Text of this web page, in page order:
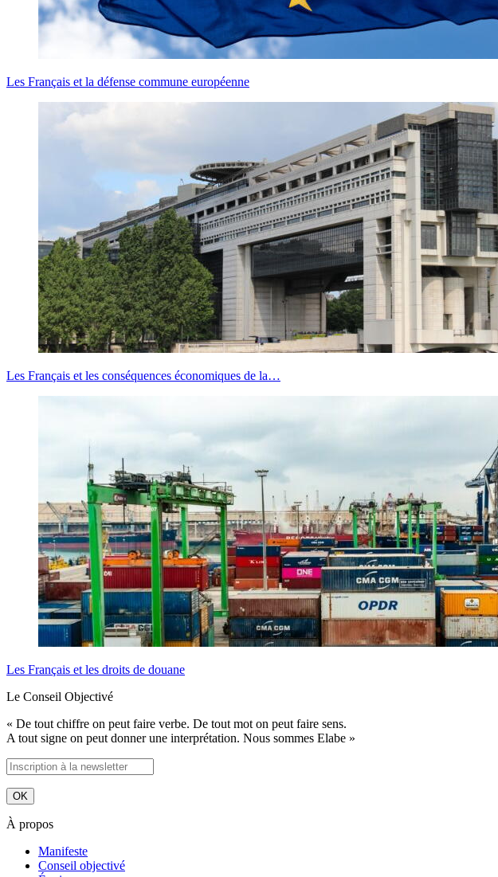
Les Français et la défense commune européenne
Les Français et les conséquences économiques de la…
Les Français et les droits de douane
Le Conseil Objectivé
« De tout chiffre on peut faire verbe. De tout mot on peut faire sens.
A tout signe on peut donner une interprétation. Nous sommes Elabe »
À propos
Manifeste
Conseil objectivé